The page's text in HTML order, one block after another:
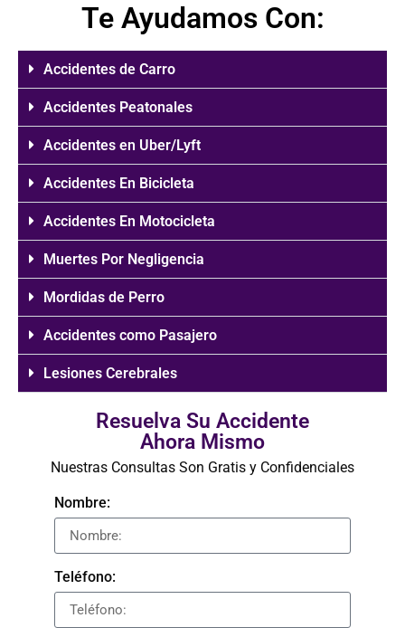
Te Ayudamos Con:
Accidentes de Carro
Accidentes Peatonales
Accidentes en Uber/Lyft
Accidentes En Bicicleta
Accidentes En Motocicleta
Muertes Por Negligencia
Mordidas de Perro
Accidentes como Pasajero
Lesiones Cerebrales
Resuelva Su Accidente
Ahora Mismo
Nuestras Consultas Son Gratis y Confidenciales
Nombre:
Teléfono: